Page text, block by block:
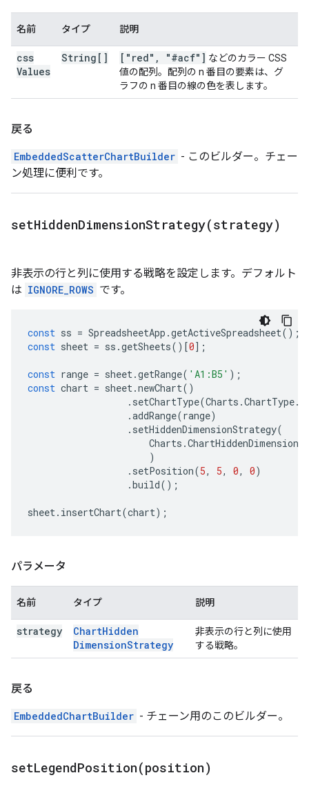
名前 タイプ 説明
css
Values
String[] ["red" , "#acf"] などのカラー CSS
値の配列。配列の n 番目の要素は、グ
ラフの n 番目の線の色を表します。
戻る
EmbeddedScatterChartBuilder - このビルダー。チェー
ン処理に便利です。
setHiddenDimensionStrategy(strategy)
非表示の行と列に使用する戦略を設定します。デフォルト
は IGNORE_ROWS です。
const ss = SpreadsheetApp .getActiveSpreadsheet();
const sheet = ss .getSheets()[0];
const range = sheet.getRange( 'A1:B5' );
const chart = sheet.newChart()
. setChartType(Charts .ChartType.
.addRange(range)
. setHiddenDimensionStrategy(
Charts .
)
. setPosition(5, 5, 0, 0)
.build();
sheet. insertChart(chart);
パラメータ
名前 タイプ 説明
strategy ChartHidden
DimensionStrategy
非表示の行と列に使用
する戦略。
戻る
EmbeddedChartBuilder - チェーン用のこのビルダー。
setLegendPosition(position)